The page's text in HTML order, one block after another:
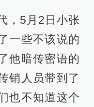
，5月2日小张
一些不该说的
他暗传密语的
销人员带到了
也不知道这个